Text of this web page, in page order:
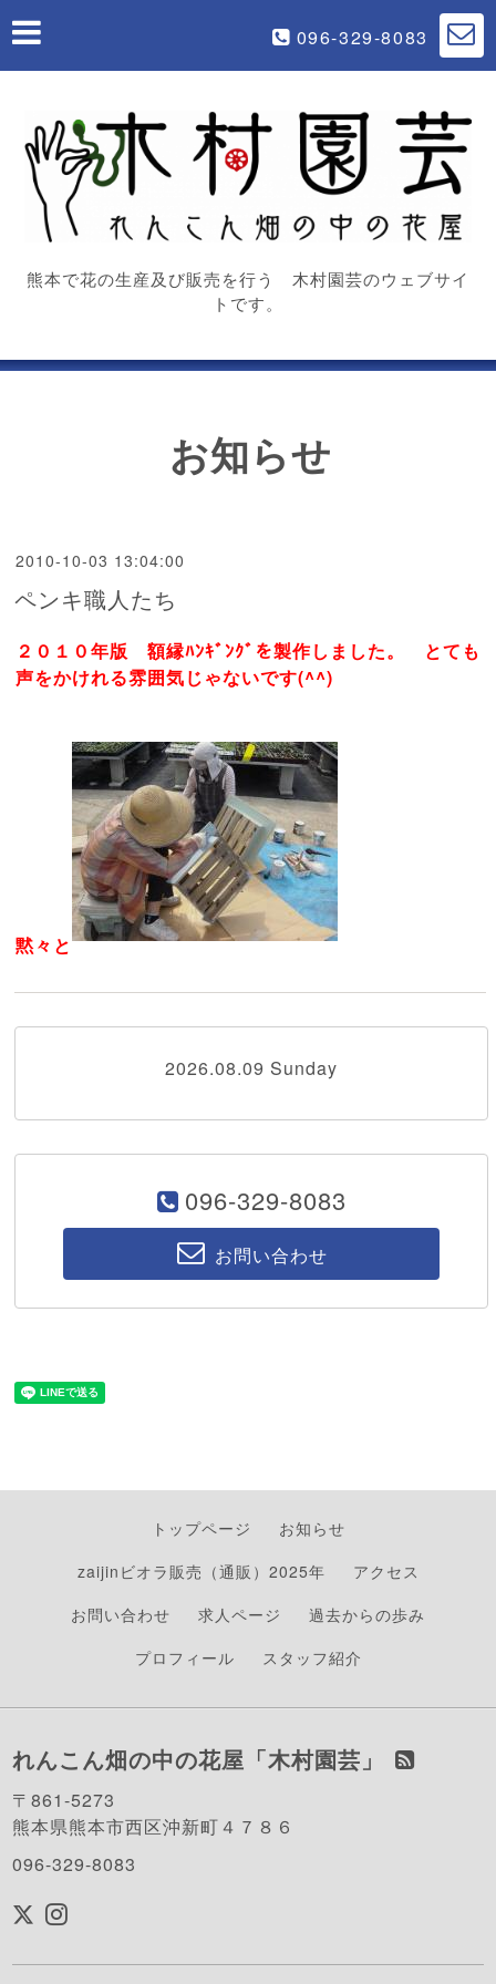
096-329-8083
熊本で花の生産及び販売を行う 木村園芸のウェブサイ
トです。
お知らせ
2010-10-03 13:04:00
ペンキ職人たち
２０１０年版 額縁ﾊﾝｷﾞﾝｸﾞを製作しました。 とても
声をかけれる雰囲気じゃないです(^^)
黙々と
2026.08.09 Sunday
096-329-8083
お問い合わせ
トップページ
お知らせ
zaijinビオラ販売（通販）2025年
アクセス
お問い合わせ
求人ページ
過去からの歩み
プロフィール
スタッフ紹介
れんこん畑の中の花屋「木村園芸」
〒861-5273
熊本県熊本市西区沖新町４７８６
096-329-8083